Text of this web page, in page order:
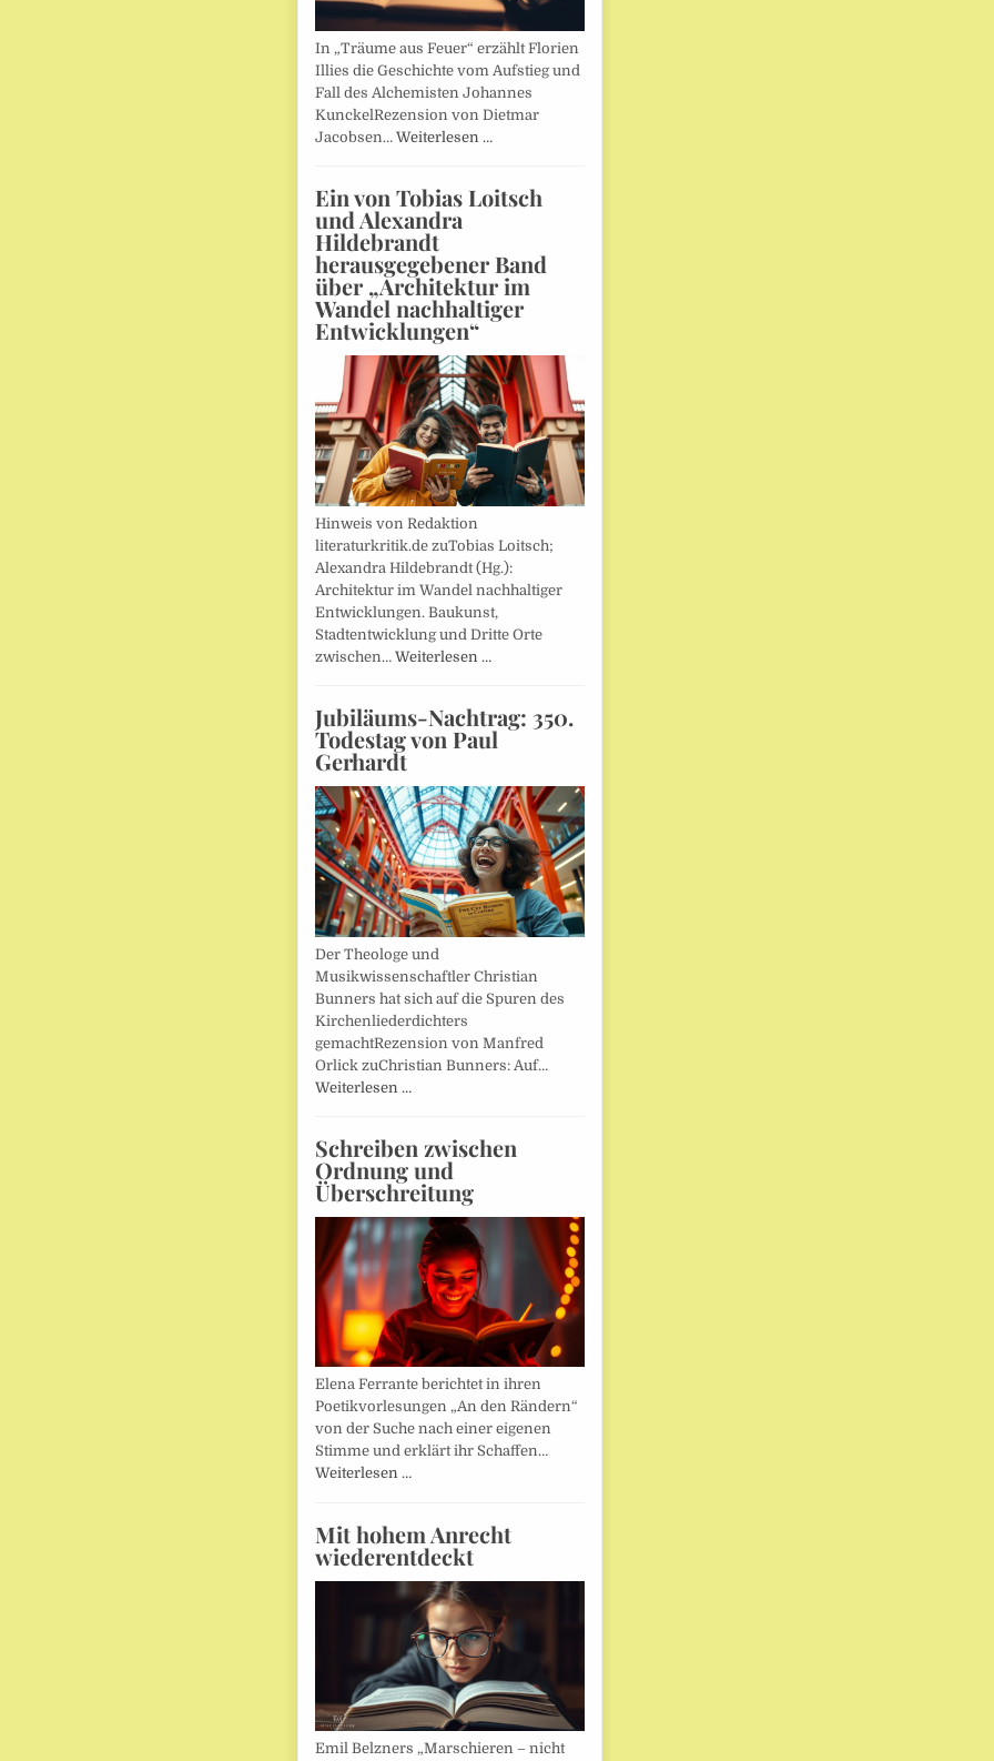
In „Träume aus Feuer“ erzählt Florien
Illies die Geschichte vom Aufstieg und
Fall des Alchemisten Johannes
KunckelRezension von Dietmar
Jacobsen… Weiterlesen …
Ein von Tobias Loitsch
und Alexandra
Hildebrandt
herausgegebener Band
über „Architektur im
Wandel nachhaltiger
Entwicklungen“
Hinweis von Redaktion
literaturkritik.de zuTobias Loitsch;
Alexandra Hildebrandt (Hg.):
Architektur im Wandel nachhaltiger
Entwicklungen. Baukunst,
Stadtentwicklung und Dritte Orte
zwischen… Weiterlesen …
Jubiläums-Nachtrag: 350.
Todestag von Paul
Gerhardt
Der Theologe und
Musikwissenschaftler Christian
Bunners hat sich auf die Spuren des
Kirchenliederdichters
gemachtRezension von Manfred
Orlick zuChristian Bunners: Auf…
Weiterlesen …
Schreiben zwischen
Ordnung und
Überschreitung
Elena Ferrante berichtet in ihren
Poetikvorlesungen „An den Rändern“
von der Suche nach einer eigenen
Stimme und erklärt ihr Schaffen…
Weiterlesen …
Mit hohem Anrecht
wiederentdeckt
Emil Belzners „Marschieren – nicht